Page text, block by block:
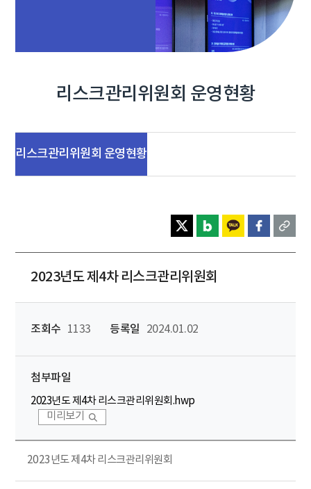
리스크관리위원회 운영현황
리스크관리위원회 운영현황
2023년도 제4차 리스크관리위원회
조회수 1133 등록일 2024.01.02
첨부파일
2023년도 제4차 리스크관리위원회.hwp
미리보기
2023년도 제4차 리스크관리위원회